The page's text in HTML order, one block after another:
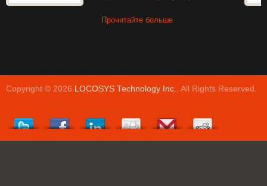
Прочитайте больше
Copyright © 2026 LOCOSYS Technology Inc.. All Rights Reserved.